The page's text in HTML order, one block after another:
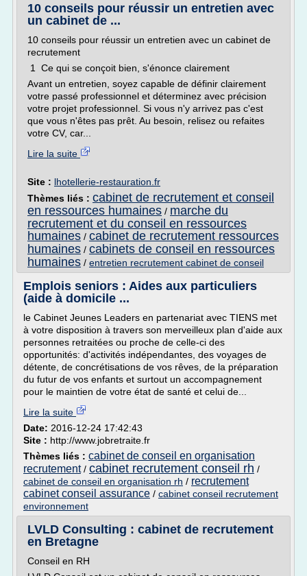
10 conseils pour réussir un entretien avec
un cabinet de ...
10 conseils pour réussir un entretien avec un cabinet de
recrutement
1 Ce qui se conçoit bien, s'énonce clairement
Avant un entretien, soyez capable de définir clairement
votre passé professionnel et déterminez avec précision
votre projet professionnel. Si vous n'y arrivez pas c'est
que vous n'êtes pas prêt. Au besoin, relisez ou refaites
votre CV, car...
Lire la suite
Site : lhotellerie-restauration.fr
Thèmes liés : cabinet de recrutement et conseil
en ressources humaines / marche du
recrutement et du conseil en ressources
humaines / cabinet de recrutement ressources
humaines / cabinets de conseil en ressources
humaines / entretien recrutement cabinet de conseil
Emplois seniors : Aides aux particuliers
(aide à domicile ...
le Cabinet Jeunes Leaders en partenariat avec TIENS met
à votre disposition à travers son merveilleux plan d'aide aux
personnes retraitées ou proche de celle-ci des
opportunités: d'activités indépendantes, des voyages de
détente, de concrétisations de vos rêves, de la préparation
du futur de vos enfants et surtout un accompagnement
pour le maintien de votre état de santé et celui de...
Lire la suite
Date: 2016-12-24 17:42:43
Site : http://www.jobretraite.fr
Thèmes liés : cabinet de conseil en organisation
recrutement/ cabinet recrutement conseil rh /
cabinet de conseil en organisation rh / recrutement
cabinet conseil assurance / cabinet conseil recrutement
environnement
LVLD Consulting : cabinet de recrutement
en Bretagne
Conseil en RH